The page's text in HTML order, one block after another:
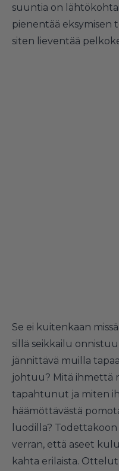
suuntia on
pienentää eksymisen
siten lieventää
Se ei kuitenkaan
sillä seikkailu
jännittävä muilla
johtuu? Mitä ihmettä
tapahtunut ja miten
häämöttävästä
luodilla?
verran, että aseet
kahta erilaista.